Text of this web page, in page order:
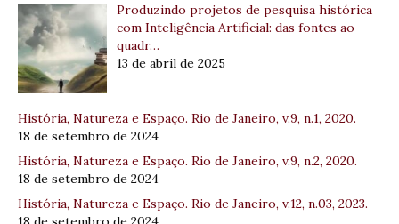
Produzindo projetos de pesquisa histórica
com Inteligência Artificial: das fontes ao
quadr…
13 de abril de 2025
História, Natureza e Espaço. Rio de Janeiro, v.9, n.1, 2020.
18 de setembro de 2024
História, Natureza e Espaço. Rio de Janeiro, v.9, n.2, 2020.
18 de setembro de 2024
História, Natureza e Espaço. Rio de Janeiro, v.12, n.03, 2023.